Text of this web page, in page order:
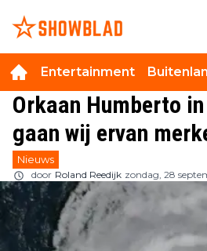
Entertainment
Orkaan Humberto
gaan wij ervan
Nieuws
door Roland Reedijk zondag, 28